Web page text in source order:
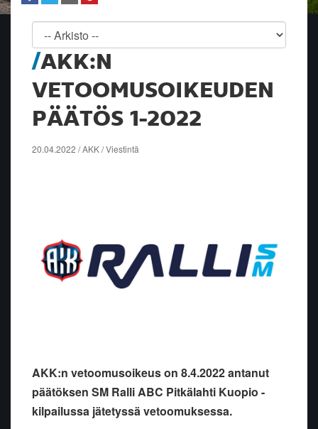
AKK:N
VETOOMUSOIKEUDEN
PÄÄTÖS 1-2022
20.04.2022 / AKK / Viestintä
AKK:n vetoomusoikeus on 8.4.2022 antanut
päätöksen SM Ralli ABC Pitkälahti Kuopio -
kilpailussa jätetyssä vetoomuksessa.